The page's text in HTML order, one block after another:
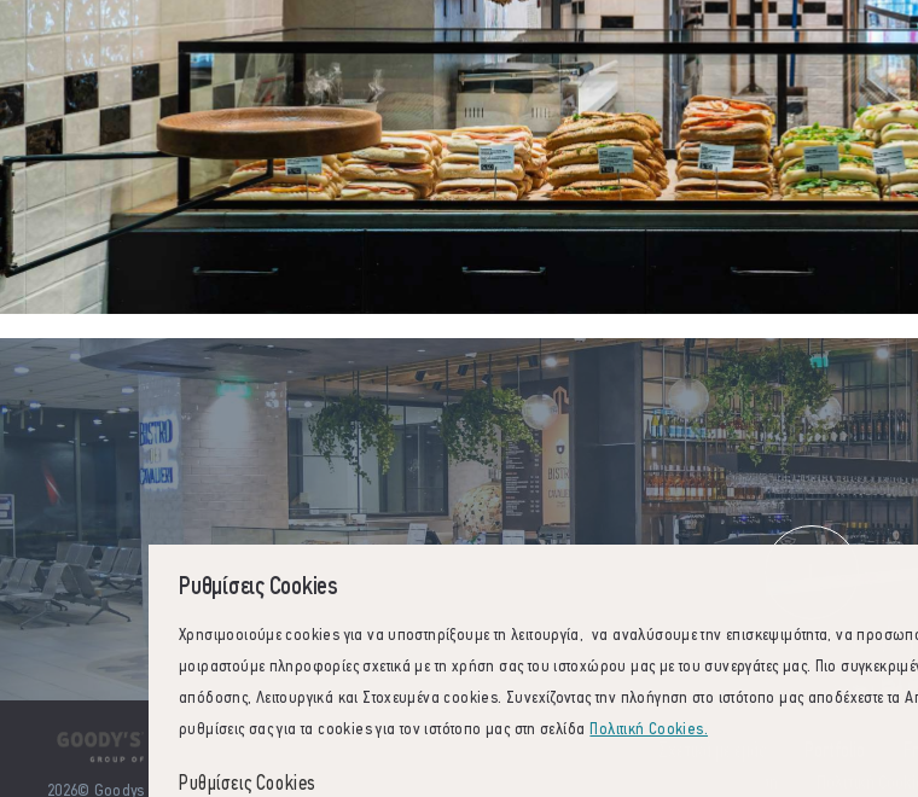
2026© Goodys - Everest Group of Companies. All rights reserved.
Ρυθμίσεις Cookies
Χρησιμοοιούμε cookies για να υποστηρίξουμε τη λειτουργία, να αναλύσουμε την επισκεψιμότητα, να
μοιραστούμε πληροφορίες σχετικά με τη χρήση σας του ιστοχώρου μας με του συνεργάτες μας. Πιο
απόδοσης, Λειτουργικά και Στοχευμένα cookies. Συνεχίζοντας την πλοήγηση στο ιστότοπο μας αποδέχεστε τα
ρυθμίσεις σας για τα cookies για τον ιστότοπο μας στη σελίδα Πολιτική Cookies.
Ρυθμίσεις Cookies